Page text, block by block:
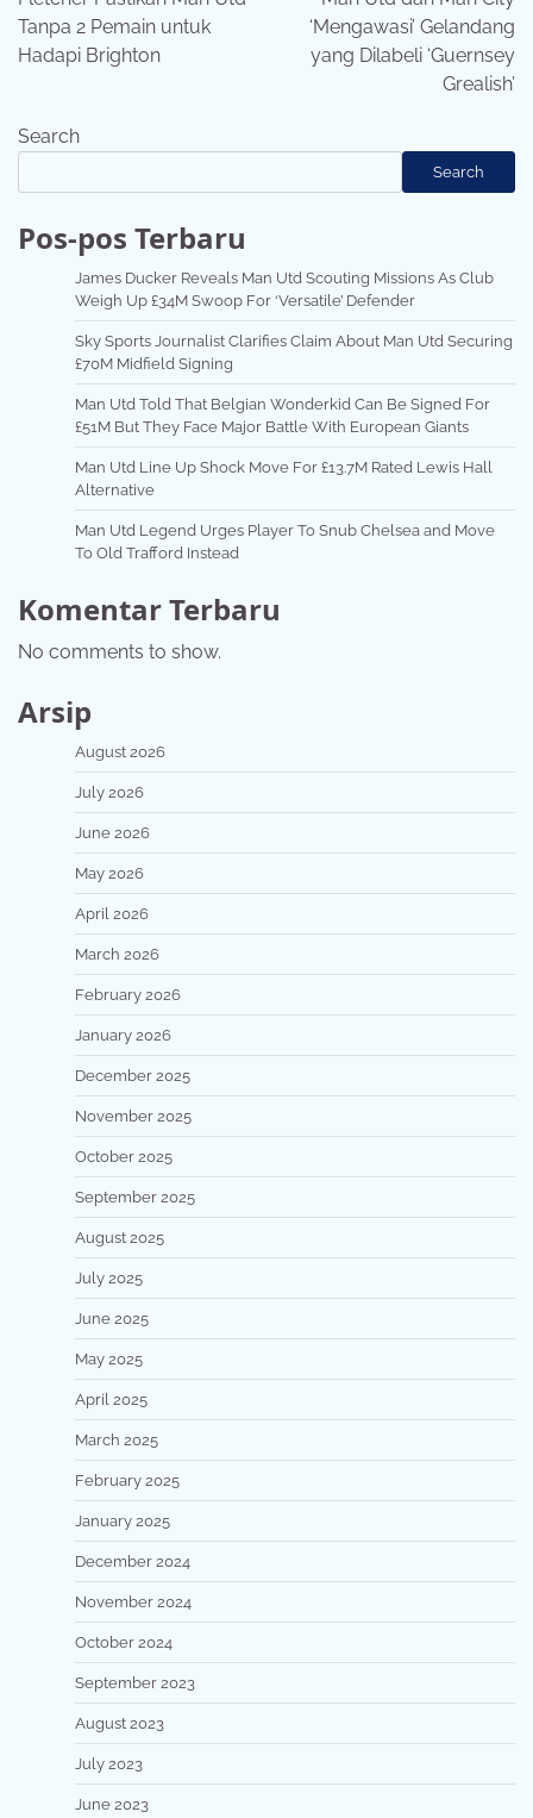
Tanpa 2 Pemain untuk
Hadapi Brighton
‘Mengawasi’ Gelandang
yang Dilabeli ‘Guernsey
Grealish’
Search
Search
Pos-pos Terbaru
James Ducker Reveals Man Utd Scouting Missions As Club
Weigh Up £34M Swoop For ‘Versatile’ Defender
Sky Sports Journalist Clarifies Claim About Man Utd Securing
£70M Midfield Signing
Man Utd Told That Belgian Wonderkid Can Be Signed For
£51M But They Face Major Battle With European Giants
Man Utd Line Up Shock Move For £13.7M Rated Lewis Hall
Alternative
Man Utd Legend Urges Player To Snub Chelsea and Move
To Old Trafford Instead
Komentar Terbaru
No comments to show.
Arsip
August 2026
July 2026
June 2026
May 2026
April 2026
March 2026
February 2026
January 2026
December 2025
November 2025
October 2025
September 2025
August 2025
July 2025
June 2025
May 2025
April 2025
March 2025
February 2025
January 2025
December 2024
November 2024
October 2024
September 2023
August 2023
July 2023
June 2023